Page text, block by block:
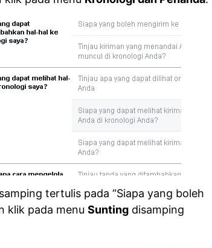
tertulis pada “Siapa yang boleh
klik pada menu Sunting disamping